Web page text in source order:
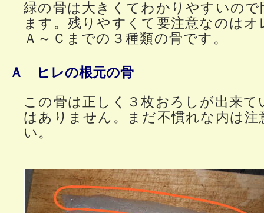
緑の骨は大きくてわかりやすいの
ます。残りやすくて要注意なのは
Ａ～Ｃまでの３種類の骨です。
Ａ ヒレの根元の骨
この骨は正しく３枚おろしが出来
はありません。まだ不慣れな内は
い。